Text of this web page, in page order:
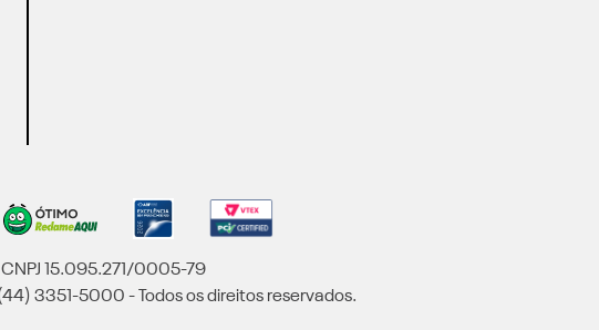
15.095.271/0005-79
3351-5000 - Todos os direitos reservados.